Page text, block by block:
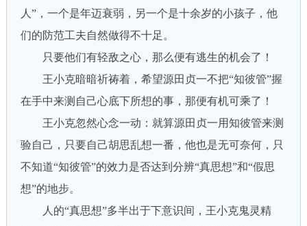
人”，一个是年迈衰弱，另一个是十余岁的小孩子，他
们的防范工夫自然做得不十足。
只要他们有轻敌之心，那么便有逃生的机会了！
王小克暗暗祈祷着，希望源田贞一不把“知彼管”握
在手中来测自己心底下所想的事，那便有机可乘了！
王小克忽然心念一动：就算源田贞一用知彼管来测
验自己，只要自己胡思乱想一番，他也是无可奈何，只
不知道“知彼管”的效力是否达到分辨“真思想”和“假思
想”的地步。
人的“真思想”多半出于下意识间，王小克鬼灵精